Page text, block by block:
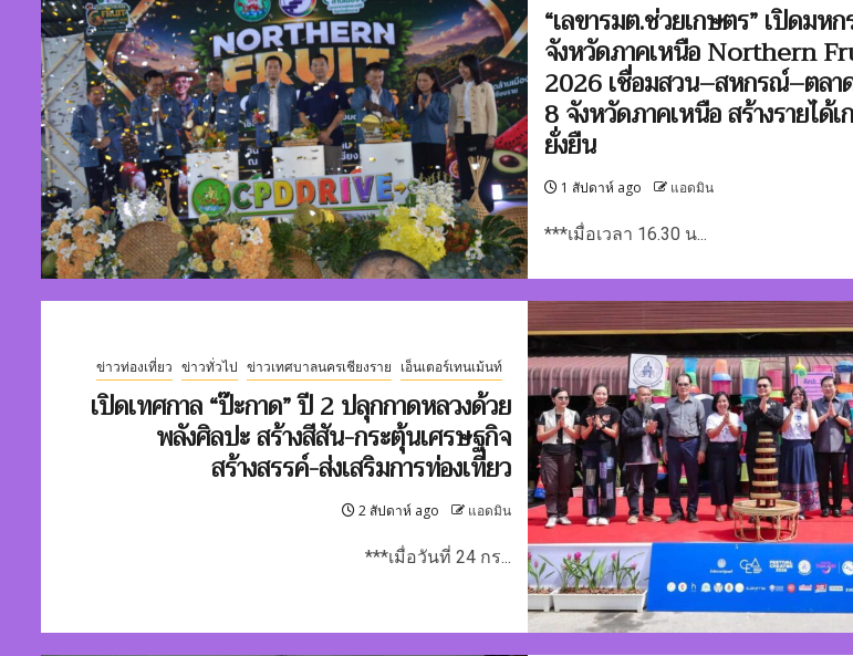
“เลขารมต.ช่วยเกษตร” เปิดมห
จังหวัดภาคเหนือ Northern
2026 เชื่อมสวน–สหกรณ์–ตลา
8 จังหวัดภาคเหนือ สร้างรายได้
ยั่งยืน
1 สัปดาห์ ago แอดมิน
***เมื่อเวลา 16.30 น...
ข่าวท่องเที่ยว ข่าวทั่วไป ข่าวเทศบาลนครเชียงราย เอ็นเตอร์เทนเม้นท์
เปิดเทศกาล “ป๊ะกาด” ปี 2 ปลุกกาดหลวงด้วย
พลังศิลปะ สร้างสีสัน-กระตุ้นเศรษฐกิจ
สร้างสรรค์-ส่งเสริมการท่องเที่ยว
2 สัปดาห์ ago แอดมิน
***เมื่อวันที่ 24 กร...